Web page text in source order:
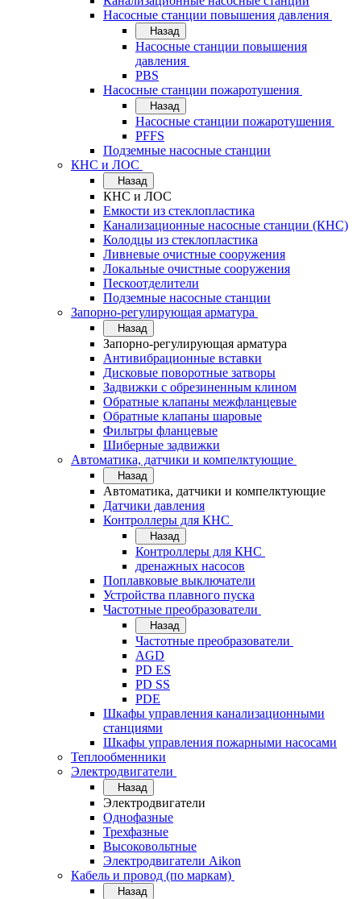
Насосные станции повышения давления
Назад
Насосные станции повышения
давления
PBS
Насосные станции пожаротушения
Назад
Насосные станции пожаротушения
PFFS
Подземные насосные станции
КНС и ЛОС
Назад
КНС и ЛОС
Емкости из стеклопластика
Канализационные насосные станции (КНС)
Колодцы из стеклопластика
Ливневые очистные сооружения
Локальные очистные сооружения
Пескоотделители
Подземные насосные станции
Запорно-регулирующая арматура
Назад
Запорно-регулирующая арматура
Антивибрационные вставки
Дисковые поворотные затворы
Задвижки с обрезиненным клином
Обратные клапаны межфланцевые
Обратные клапаны шаровые
Фильтры фланцевые
Шиберные задвижки
Автоматика, датчики и компелктующие
Назад
Автоматика, датчики и компелктующие
Датчики давления
Контроллеры для КНС
Назад
Контроллеры для КНС
дренажных насосов
Поплавковые выключатели
Устройства плавного пуска
Частотные преобразователи
Назад
Частотные преобразователи
AGD
PD ES
PD SS
PDE
Шкафы управления канализационными
станциями
Шкафы управления пожарными насосами
Теплообменники
Электродвигатели
Назад
Электродвигатели
Однофазные
Трехфазные
Высоковольтные
Электродвигатели Aikon
Кабель и провод (по маркам)
Назад